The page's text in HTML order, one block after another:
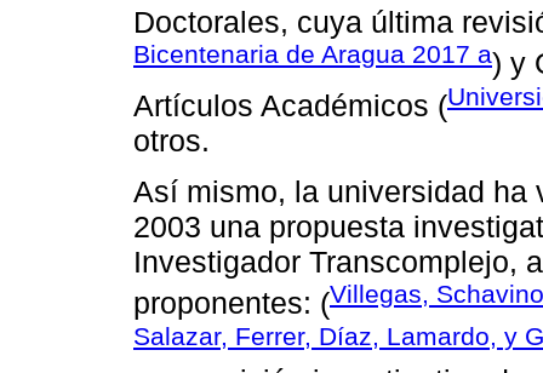
Doctorales, cuya última
Bicentenaria de Aragua 2017 a) y
Artículos Académicos (
otros.
Así mismo, la universidad ha
2003 una propuesta
Investigador Transcomplejo,
proponentes: (Villegas,
Salazar, Ferrer, Díaz, Lamardo, y